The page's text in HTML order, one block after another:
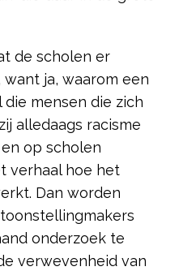
de scholen er
ja, waarom een
die mensen die zich
alledaags racisme
op scholen
verhaal hoe het
Dan worden
onderzoek te
verwevenheid van